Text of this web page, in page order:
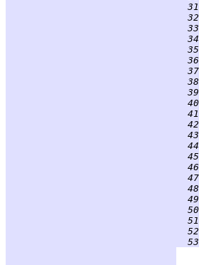
  31
  32
  33
  34
  35
  36
  37
  38
  39
  40
  41
  42
  43
  44
  45
  46
  47
  48
  49
  50
  51
  52
  53